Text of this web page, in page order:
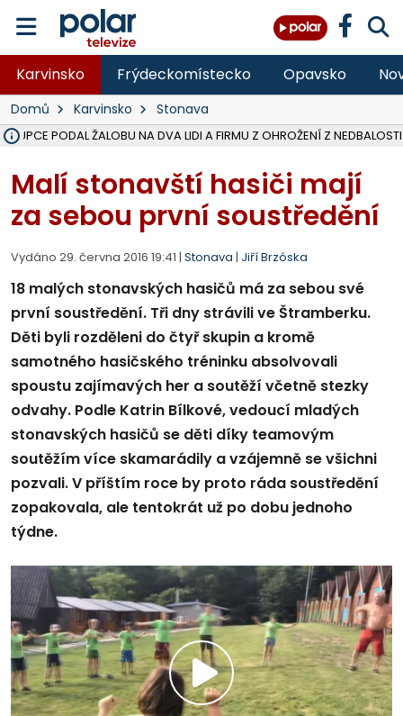
Karvinsko Frýdeckomístecko Opavsko
Domů Karvinsko Stonava
PODAL ŽALOBU NA DVA LIDI A FIRMU Z OHROŽENÍ Z NEDBALOSTI
Malí stonavští hasiči mají
za sebou první soustředění
Vydáno 29. června 2016 19:41 | Stonava | Jiří Brzóska
18 malých stonavských hasičů má za sebou své
první soustředění. Tři dny strávili ve Štramberku.
Děti byli rozděleni do čtyř skupin a kromě
samotného hasičského tréninku absolvovali
spoustu zajímavých her a soutěží včetně stezky
odvahy. Podle Katrin Bílkové, vedoucí mladých
stonavských hasičů se děti díky teamovým
soutěžím více skamarádily a vzájemně se všichni
pozvali. V příštím roce by proto ráda soustředění
zopakovala, ale tentokrát už po dobu jednoho
týdne.
Přehrát